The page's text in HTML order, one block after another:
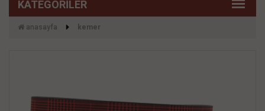
anasayfa kemer